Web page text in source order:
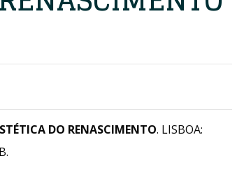
DO RENASCIMENTO. LISBOA: